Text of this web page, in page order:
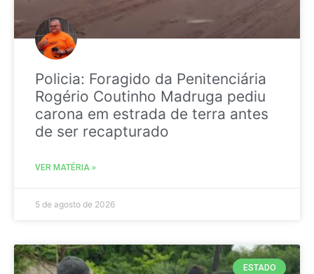
Policia: Foragido da Penitenciária
Rogério Coutinho Madruga pediu
carona em estrada de terra antes
de ser recapturado
VER MATÉRIA »
5 de agosto de 2026
ESTADO